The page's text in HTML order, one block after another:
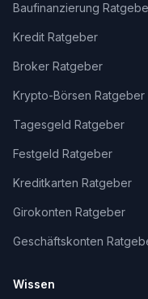
Baufinanzierung
Kredit Ratgeber
Broker Ratgeber
Krypto-Börsen Ratgeber
Tagesgeld Ratgeber
Festgeld Ratgeber
Kreditkarten Ratgeber
Girokonten Ratgeber
Geschäftskonten
Wissen